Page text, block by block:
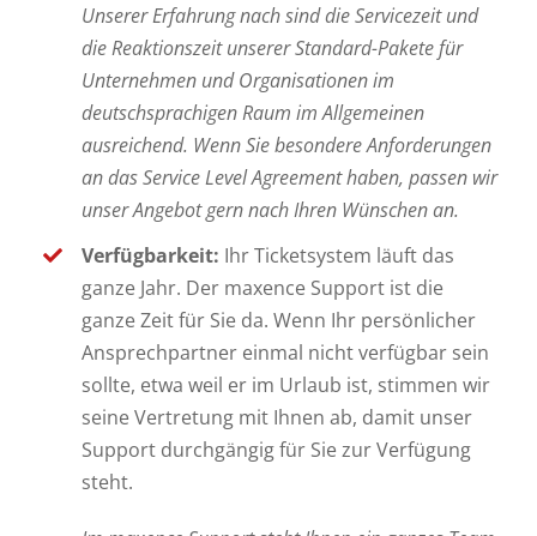
Unserer Erfahrung nach sind die Servicezeit und
die Reaktionszeit unserer Standard-Pakete für
Unternehmen und Organisationen im
deutschsprachigen Raum im Allgemeinen
ausreichend. Wenn Sie besondere Anforderungen
an das Service Level Agreement haben, passen wir
unser Angebot gern nach Ihren Wünschen an.
Verfügbarkeit: Ihr Ticketsystem läuft das
ganze Jahr. Der maxence Support ist die
ganze Zeit für Sie da. Wenn Ihr persönlicher
Ansprechpartner einmal nicht verfügbar sein
sollte, etwa weil er im Urlaub ist, stimmen wir
seine Vertretung mit Ihnen ab, damit unser
Support durchgängig für Sie zur Verfügung
steht.